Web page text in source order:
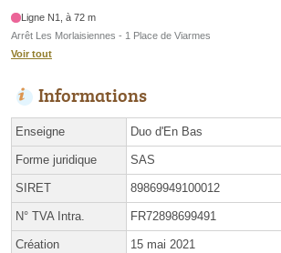
Ligne N1, à 72 m
Arrêt Les Morlaisiennes - 1 Place de Viarmes
Voir tout
Informations
Enseigne Duo d'En Bas
Forme juridique SAS
SIRET 89869949100012
N° TVA Intra. FR72898699491
Création 15 mai 2021